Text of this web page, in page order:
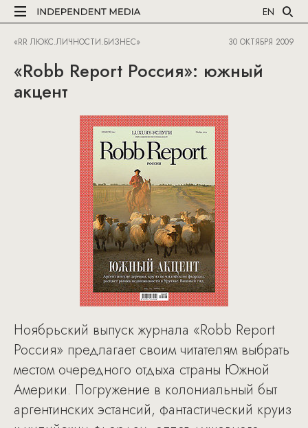
EN
«RR ЛЮКС.ЛИЧНОСТИ.БИЗНЕС» 30 ОКТЯБРЯ 2009
«Robb Report Россия»: южный
акцент
Ноябрьский выпуск журнала «Robb Report
Россия» предлагает своим читателям выбрать
местом очередного отдыха страны Южной
Америки. Погружение в колониальный быт
аргентинских эстансий, фантастический круиз